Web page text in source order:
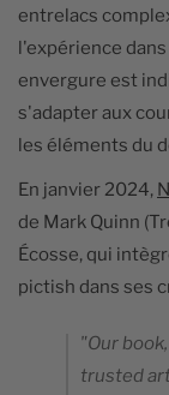
entrelacs
l'expérience
envergure est
s'adapter aux
les éléments du
En janvier 2024,
de Mark Quinn
Écosse, qui
pictish dans ses
"Our
trusted